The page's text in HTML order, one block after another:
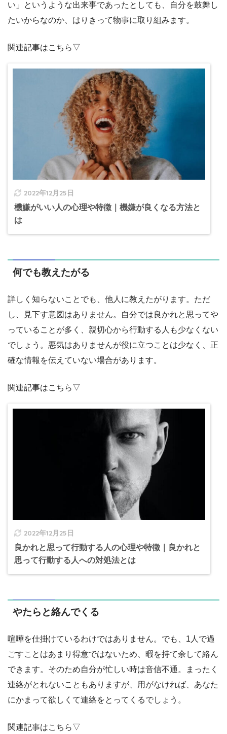
い」というような出来事であったとしても、自分を鼓舞し
たいからなのか、はりきって物事に取り組みます。
関連記事はこちら▽
2022年12月25日
機嫌がいい人の心理や特徴｜機嫌が良くなる方法と
は
何でも教えたがる
詳しく知らないことでも、他人に教えたがります。ただ
し、見下す意図はありません。自分では良かれと思ってや
っていることが多く、親切心から行動する人も少なくない
でしょう。悪気はありませんが役に立つことは少なく、正
確な情報を伝えていない場合があります。
関連記事はこちら▽
2022年12月25日
良かれと思って行動する人の心理や特徴｜良かれと
思って行動する人への対処法とは
やたらと絡んでくる
喧嘩を仕掛けているわけではありません。でも、1人で過
ごすことはあまり得意ではないため、暇を持て余して絡ん
できます。そのため自分が忙しい時は音信不通。まったく
連絡がとれないこともありますが、用がなければ、あなた
にかまって欲しくて連絡をとってくるでしょう。
関連記事はこちら▽